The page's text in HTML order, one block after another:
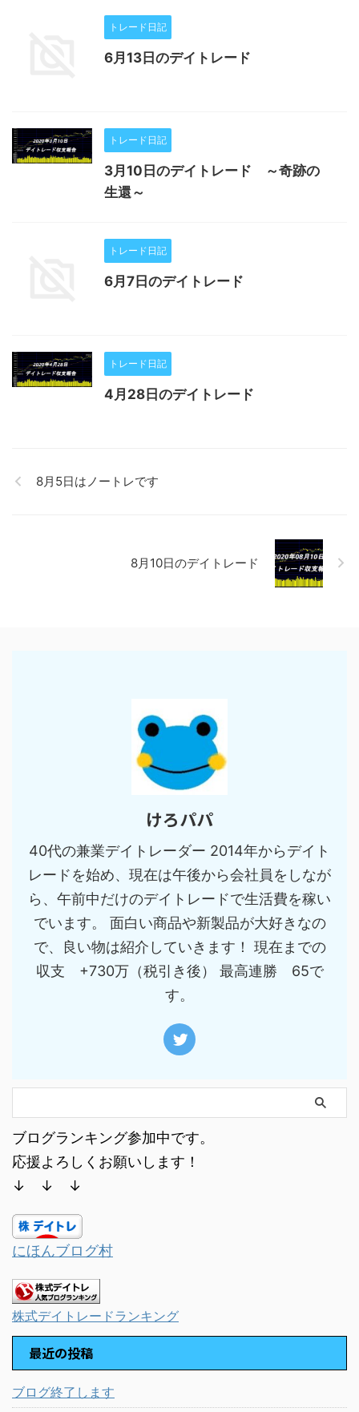
トレード日記
6月13日のデイトレード
トレード日記
3月10日のデイトレード ～奇跡の
生還～
トレード日記
6月7日のデイトレード
トレード日記
4月28日のデイトレード
8月5日はノートレです
8月10日のデイトレード
けろパパ
40代の兼業デイトレーダー 2014年からデイト
レードを始め、現在は午後から会社員をしなが
ら、午前中だけのデイトレードで生活費を稼い
でいます。 面白い商品や新製品が大好きなの
で、良い物は紹介していきます！ 現在までの
収支 +730万（税引き後） 最高連勝 65で
す。
ブログランキング参加中です。
応援よろしくお願いします！
↓ ↓ ↓
にほんブログ村
株式デイトレードランキング
最近の投稿
ブログ終了します